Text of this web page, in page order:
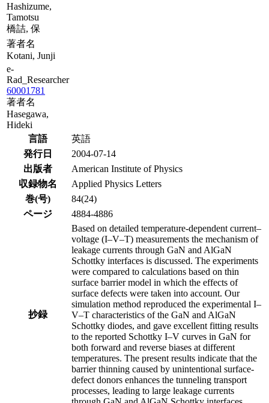
Hashizume,
Tamotsu
橋詰, 保
著者名
Kotani, Junji
e-
Rad_Researcher
60001781
著者名
Hasegawa,
Hideki
言語
英語
発行日
2004-07-14
出版者
American Institute of Physics
収録物名
Applied Physics Letters
巻(号)
84(24)
ページ
4884-4886
抄録
Based on detailed temperature-dependent current–
voltage (I–V–T) measurements the mechanism of
leakage currents through GaN and AlGaN
Schottky interfaces is discussed. The experiments
were compared to calculations based on thin
surface barrier model in which the effects of
surface defects were taken into account. Our
simulation method reproduced the experimental I–
V–T characteristics of the GaN and AlGaN
Schottky diodes, and gave excellent fitting results
to the reported Schottky I–V curves in GaN for
both forward and reverse biases at different
temperatures. The present results indicate that the
barrier thinning caused by unintentional surface-
defect donors enhances the tunneling transport
processes, leading to large leakage currents